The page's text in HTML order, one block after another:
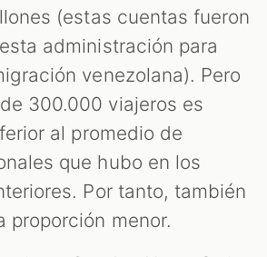
(estas cuentas fueron
administración para
venezolana). Pero
300.000 viajeros es
al promedio de
que hubo en los
Por tanto, también
proporción menor.